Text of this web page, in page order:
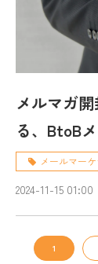
メルマガ
る、BtoB
メールマー
2024-11-15 01:00
1